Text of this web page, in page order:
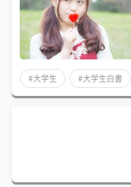
#大学生 #大学生白書